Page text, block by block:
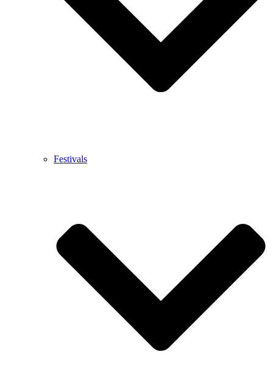
Festivals